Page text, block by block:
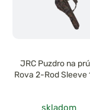
JRC Puzdro na
Rova 2-Rod Sleeve
skladom